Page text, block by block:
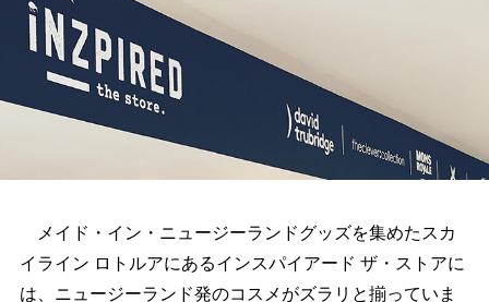
メイド・イン・ニュージーランドグッズを集めたスカ
イライン ロトルアにあるインスパイアード ザ・ストアに
は、ニュージーランド発のコスメがズラリと揃っていま